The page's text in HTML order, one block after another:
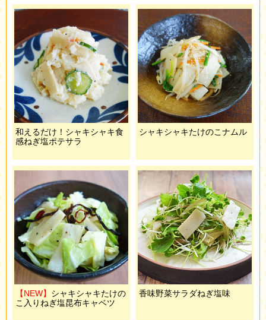
和えるだけ！シャキシャキ食
感ねぎ塩ポテサラ
シャキシャキたけのこナムル
【NEW】 シャキシャキたけの
こ入りねぎ塩昆布キャベツ
香味野菜サラダねぎ塩味